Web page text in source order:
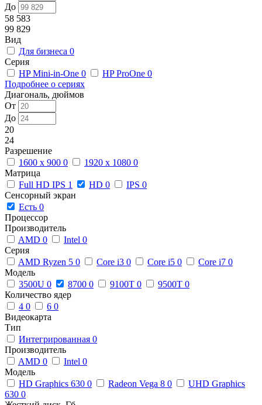
До
58 583
99 829
Вид
Для бизнеса 0
Серия
HP Mini-in-One 0 HP ProOne 0
Подробнее о сериях
Диагональ, дюймов
От
До
20
24
Разрешение
1600 x 900 0 1920 x 1080 0
Матрица
Full HD IPS 1 HD 0 IPS 0
Сенсорный экран
Есть 0
Процессор
Производитель
AMD 0 Intel 0
Серия
AMD Ryzen 5 0 Core i3 0 Core i5 0 Core i7 0
Модель
3500U 0 8700 0 9100T 0 9500T 0
Количество ядер
4 0 6 0
Видеокарта
Тип
Интегрированная 0
Производитель
AMD 0 Intel 0
Модель
HD Graphics 630 0 Radeon Vega 8 0
UHD Graphics
630 0